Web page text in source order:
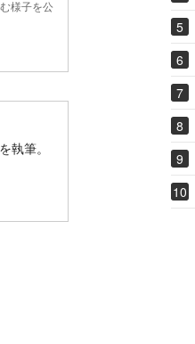
様子を公
筆。